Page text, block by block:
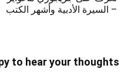
– السيرة الأدبية وأشهر الكتب
to hear your thoughts